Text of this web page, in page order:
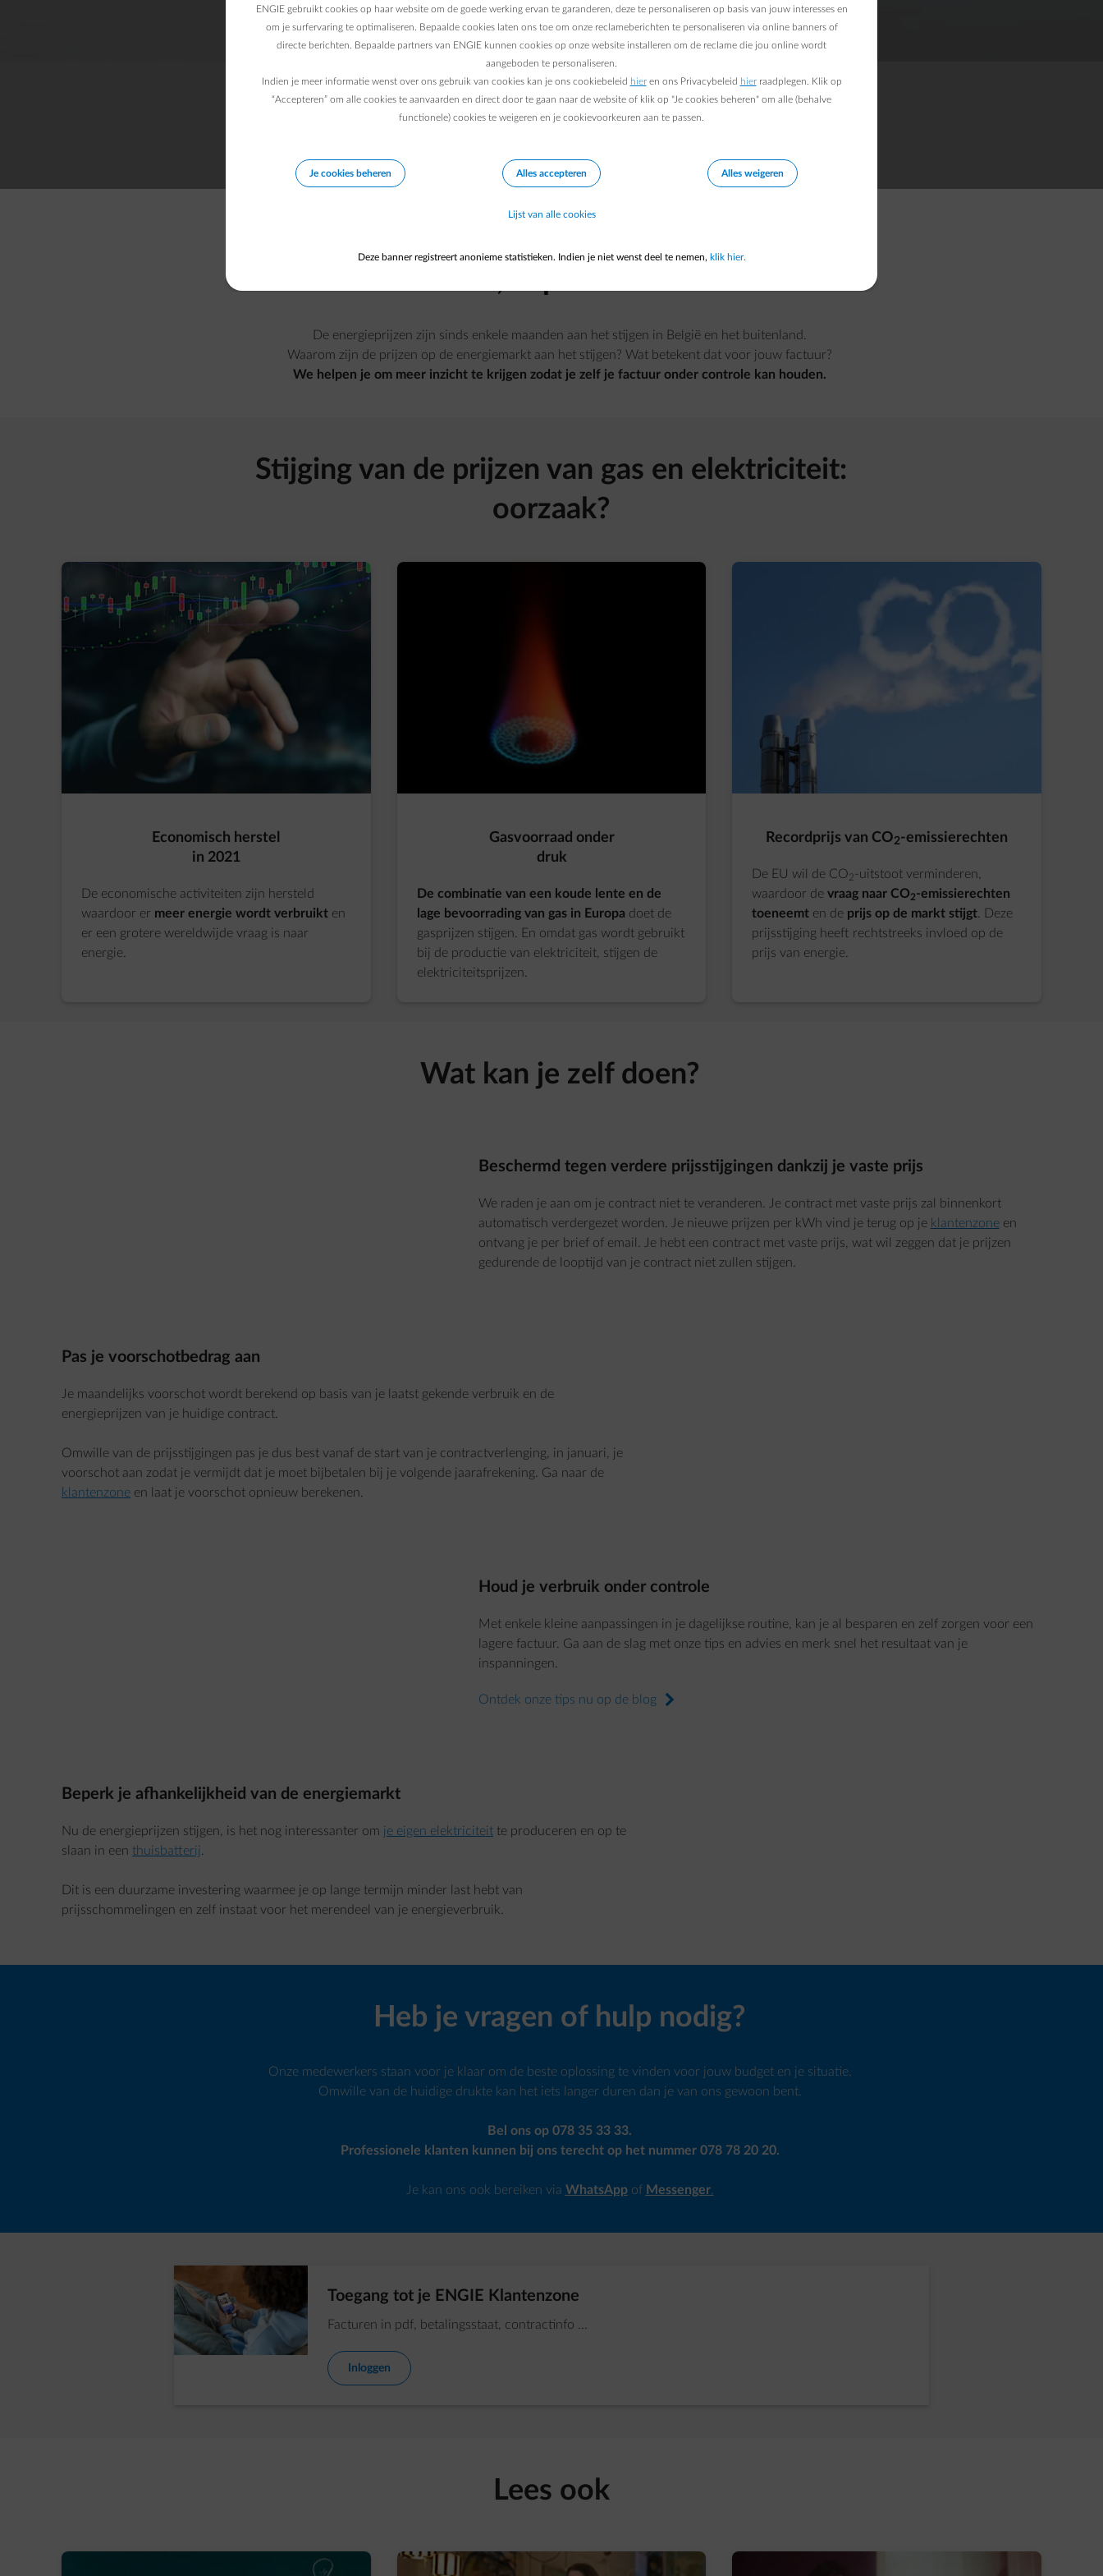
De energieprijzen zijn sinds enkele maanden aan het stijgen in België en het buitenland.
Waarom zijn de prijzen op de energiemarkt aan het stijgen? Wat betekent dat voor jouw factuur?
We helpen je om meer inzicht te krijgen zodat je zelf je factuur onder controle kan houden.
Stijging van de prijzen van gas en elektriciteit:
oorzaak?
Economisch herstel
in 2021
De economische activiteiten zijn hersteld
waardoor er meer energie wordt verbruikt en
er een grotere wereldwijde vraag is naar
energie.
Gasvoorraad onder
druk
De combinatie van een koude lente en de
lage bevoorrading van gas in Europa doet de
gasprijzen stijgen. En omdat gas wordt gebruikt
bij de productie van elektriciteit, stijgen de
elektriciteitsprijzen.
Recordprijs van CO2-emissierechten
De EU wil de CO2-uitstoot verminderen,
waardoor devraag naar CO2-emissierechten
toeneemt en de prijs op de markt stijgt . Deze
prijsstijging heeft rechtstreeks invloed op de
prijs van energie.
Wat kan je zelf doen?
Beschermd tegen verdere prijsstijgingen dankzij je vaste prijs
We raden je aan om je contract niet te veranderen. Je contract met vaste prijs zal binnenkort
automatisch verdergezet worden. Je nieuwe prijzen per kWh vind je terug op je klantenzoneen
ontvang je per brief of email. Je hebt een contract met vaste prijs, wat wil zeggen dat je prijzen
gedurende de looptijd van je contract niet zullen stijgen.
Pas je voorschotbedrag aan
Je maandelijks voorschot wordt berekend op basis van je laatst gekende verbruik en de
energieprijzen van je huidige contract.
Omwille van de prijsstijgingen pas je dus best vanaf de start van je contractverlenging, in januari, je
voorschot aan zodat je vermijdt dat je moet bijbetalen bij je volgende jaarafrekening. Ga naar de
klantenzone en laat je voorschot opnieuw berekenen.
Houd je verbruik onder controle
Met enkele kleine aanpassingen in je dagelijkse routine, kan je al besparen en zelf zorgen voor een
lagere factuur. Ga aan de slag met onze tips en advies en merk snel het resultaat van je
inspanningen.
Ontdek onze tips nu op de blog arrow-right
Beperk je afhankelijkheid van de energiemarkt
Nu de energieprijzen stijgen, is het nog interessanter om je eigen elektriciteit te produceren en op te
slaan in een thuisbatterij
Dit is een duurzame investering waarmee je op lange termijn minder last hebt van
prijsschommelingen en zelf instaat voor het merendeel van je energieverbruik.
Heb je vragen of hulp nodig?
Onze medewerkers staan voor je klaar om de beste oplossing te vinden voor jouw budget en je situatie.
Omwille van de huidige drukte kan het iets langer duren dan je van ons gewoon bent.
Bel ons op 078 35 33 33.
Professionele klanten kunnen bij ons terecht op het nummer 078 78 20 20.
Je kan ons ook bereiken via WhatsAppof Messenger.
Toegang tot je ENGIE Klantenzone
Facturen in pdf, betalingsstaat, contractinfo ...
Inloggen
Lees ook
ENGIE gebruikt cookies op haar website om de goede werking ervan te garanderen, deze te personaliseren op basis van jouw interesses en
om je surfervaring te optimaliseren. Bepaalde cookies laten ons toe om onze reclameberichten te personaliseren via online banners of
directe berichten. Bepaalde partners van ENGIE kunnen cookies op onze website installeren om de reclame die jou online wordt
aangeboden te personaliseren.
Indien je meer informatie wenst over ons gebruik van cookies kan je ons cookiebeleid hieren ons Privacybeleid hierraadplegen. Klik op
“Accepteren” om alle cookies te aanvaarden en direct door te gaan naar de website of klik op "Je cookies beheren" om alle (behalve
functionele) cookies te weigeren en je cookievoorkeuren aan te passen.
Je cookies beheren Alles accepteren Alles weigeren
Lijst van alle cookies
Deze banner registreert anonieme statistieken. Indien je niet wenst deel te nemen, klik hier.